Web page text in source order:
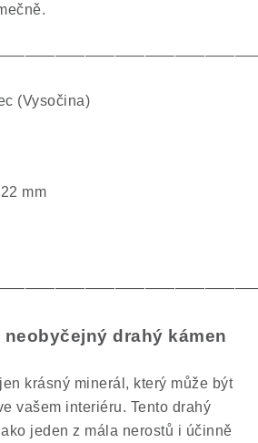
(Vysočina)
mm
drahý kámen
krásný minerál, který může být
vašem interiéru. Tento drahý
jeden z mála nerostů i účinně